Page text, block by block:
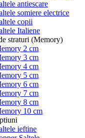
antiescare
somiere electrice
copii
Italiene
straturi (Memory)
2 cm
3 cm
4 cm
5 cm
6 cm
7 cm
8 cm
10 cm
ieftine